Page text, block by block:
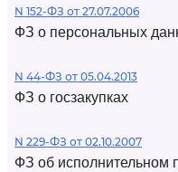
N 152-ФЗ от 27.07.2006
ФЗ о персональных
N 44-ФЗ от 05.04.2013
ФЗ о госзакупках
N 229-ФЗ от 02.10.2007
ФЗ об исполнительном